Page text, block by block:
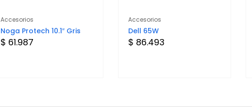
Accesorios
Noga Protech 10.1″ Gris
$ 61.987
Accesorios
Dell 65W
$ 86.493